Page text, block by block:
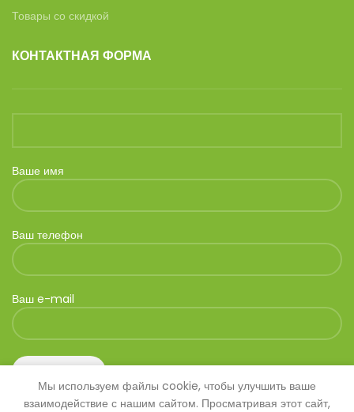
Товары со скидкой
КОНТАКТНАЯ ФОРМА
Ваше имя
Ваш телефон
Ваш e-mail
Мы используем файлы cookie, чтобы улучшить ваше
взаимодействие с нашим сайтом. Просматривая этот сайт,